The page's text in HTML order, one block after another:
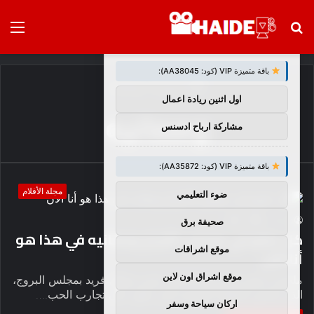
بحث
الرئيسية/ومعانيه
ومعانيه
مجلة الأفلام
20
كل عضو في مجلس الأبراج ومعانيه في هذا هو
أنا الآن
ملخص جنيفر لوبيز هذا أنا الآن يتميز بشكل فريد بمجلس البروج،
الذي يلخص الجوقة اليونانية التي تعلق على تجارب الحب.…
توصيات :
باقة متميزة VIP (كود: AA38045):
اول اثنين ريادة اعمال
مشاركة ارباح ادسنس
باقة متميزة VIP (كود: AA35872):
ضوء التعليمي
صحيفة برق
موقع اشراقات
موقع اشراق اون لاين
اركان سياحة وسفر